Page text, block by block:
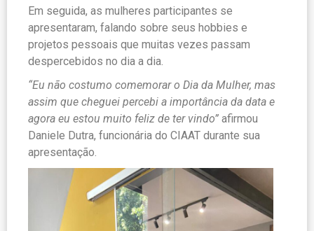
Em seguida, as mulheres participantes se
apresentaram, falando sobre seus hobbies e
projetos pessoais que muitas vezes passam
despercebidos no dia a dia.
“Eu não costumo comemorar o Dia da Mulher, mas
assim que cheguei percebi a importância da data e
agora eu estou muito feliz de ter vindo” afirmou
Daniele Dutra, funcionária do CIAAT durante sua
apresentação.